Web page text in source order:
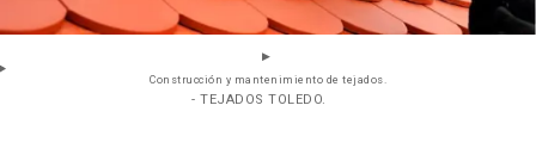
Construcción y mantenimiento de tejados.
- TEJADOS TOLEDO.